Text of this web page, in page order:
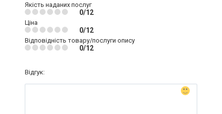
Якість наданих послуг
0/12
Ціна
0/12
Відповідність товару/послуги опису
0/12
Відгук: